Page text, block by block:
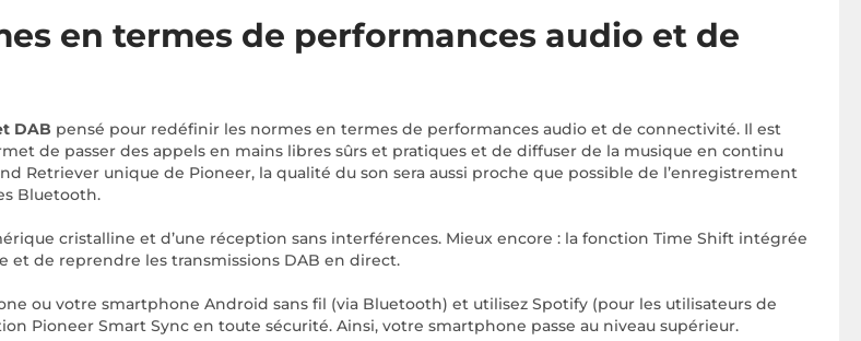
en termes de performances audio et de
DAB pensé pour redéfinir les normes en termes de performances audio et de connectivité. Il est
de passer des appels en mains libres sûrs et pratiques et de diffuser de la musique en continu
Retriever unique de Pioneer, la qualité du son sera aussi proche que possible de l’enregistrement
Bluetooth.
cristalline et d’une réception sans interférences. Mieux encore : la fonction Time Shift intégrée
et de reprendre les transmissions DAB en direct.
ou votre smartphone Android sans fil (via Bluetooth) et utilisez Spotify (pour les utilisateurs de
Pioneer Smart Sync en toute sécurité. Ainsi, votre smartphone passe au niveau supérieur.